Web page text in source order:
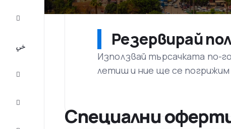
Резервирай
Използвай търсачката по-
летиш и ние ще се
Специални